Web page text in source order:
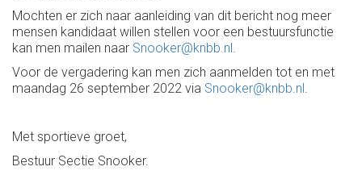
Mochten er zich naar aanleiding van dit bericht nog meer
mensen kandidaat willen stellen voor een bestuursfunctie
kan men mailen naar Snooker@knbb.nl.
Voor de vergadering kan men zich aanmelden tot en met
maandag 26 september 2022 via Snooker@knbb.nl.
Met sportieve groet,
Bestuur Sectie Snooker.